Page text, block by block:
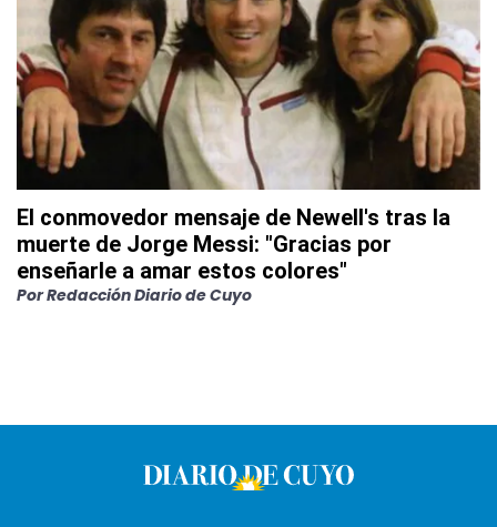
El conmovedor mensaje de Newell's tras la
muerte de Jorge Messi: "Gracias por
enseñarle a amar estos colores"
PorRedacción Diario de Cuyo